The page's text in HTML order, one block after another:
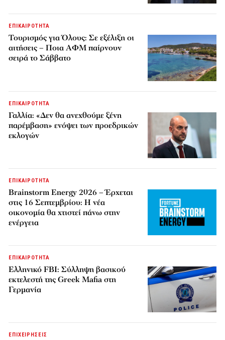
ΕΠΙΚΑΙΡΟΤΗΤΑ
Τουρισμός για Όλους: Σε εξέλιξη οι
αιτήσεις – Ποια ΑΦΜ παίρνουν
σειρά το Σάββατο
ΕΠΙΚΑΙΡΟΤΗΤΑ
Γαλλία: «Δεν θα ανεχθούμε ξένη
παρέμβαση» ενόψει των προεδρικών
εκλογών
ΕΠΙΚΑΙΡΟΤΗΤΑ
Brainstorm Energy 2026 – Έρχεται
στις 16 Σεπτεμβρίου: Η νέα
οικονομία θα χτιστεί πάνω στην
ενέργεια
ΕΠΙΚΑΙΡΟΤΗΤΑ
Ελληνικό FBI: Σύλληψη βασικού
εκτελεστή της Greek Mafia στη
Γερμανία
ΕΠΙΧΕΙΡΗΣΕΙΣ